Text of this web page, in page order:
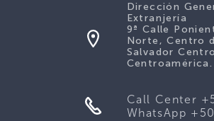
Dirección
Extranjería
9ª Calle
Norte, Centro
Salvador
Centroamérica.
Call Center
WhatsApp